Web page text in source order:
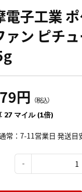
電子工業
ァン ピチ
円 （税込）
27 マイル (1倍)
常：7-11営業日 発送目